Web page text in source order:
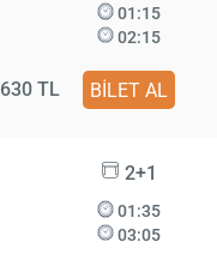
01:15
02:15
630 TL BİLET AL
2+1
01:35
03:05